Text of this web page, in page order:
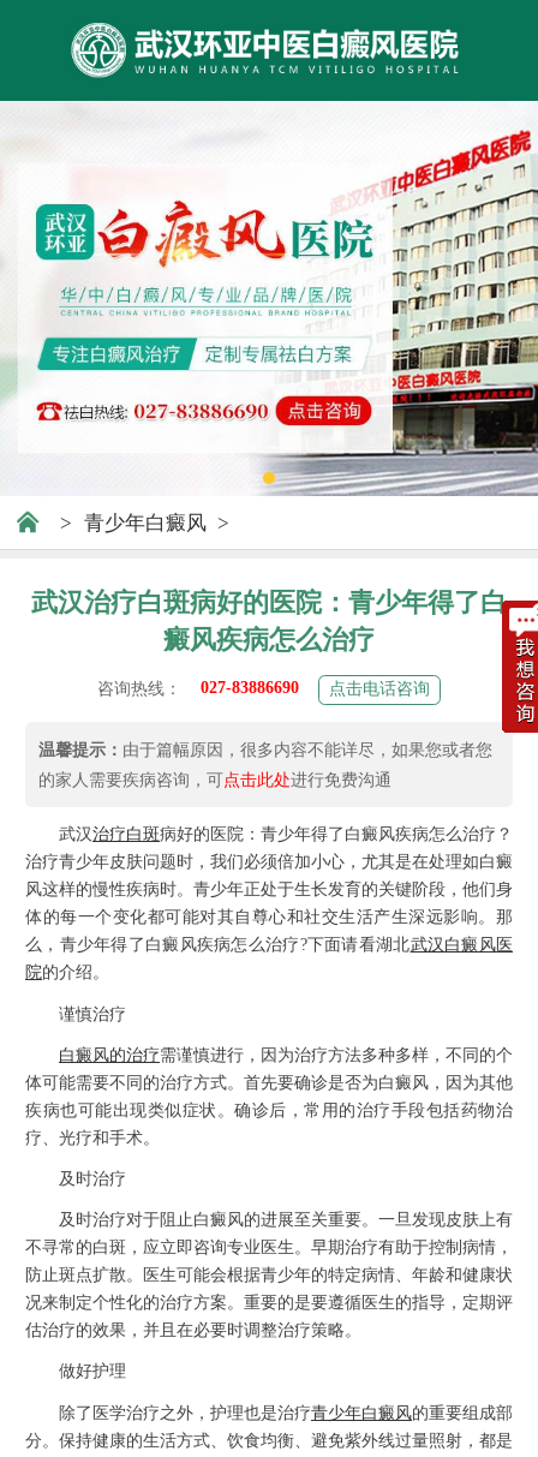
> 青少年白癜风 >
武汉治疗白斑病好的医院：青少年得了白
癜风疾病怎么治疗
咨询热线： 027-83886690 点击电话咨询
温馨提示： 由于篇幅原因，很多内容不能详尽，如果您或者您
的家人需要疾病咨询，可点击此处进行免费沟通
武汉治疗白斑病好的医院：青少年得了白癜风疾病怎么治疗？
治疗青少年皮肤问题时，我们必须倍加小心，尤其是在处理如白癜
风这样的慢性疾病时。青少年正处于生长发育的关键阶段，他们身
体的每一个变化都可能对其自尊心和社交生活产生深远影响。那
么，青少年得了白癜风疾病怎么治疗?下面请看湖北武汉白癜风医
院的介绍。
谨慎治疗
白癜风的治疗需谨慎进行，因为治疗方法多种多样，不同的个
体可能需要不同的治疗方式。首先要确诊是否为白癜风，因为其他
疾病也可能出现类似症状。确诊后，常用的治疗手段包括药物治
疗、光疗和手术。
及时治疗
及时治疗对于阻止白癜风的进展至关重要。一旦发现皮肤上有
不寻常的白斑，应立即咨询专业医生。早期治疗有助于控制病情，
防止斑点扩散。医生可能会根据青少年的特定病情、年龄和健康状
况来制定个性化的治疗方案。重要的是要遵循医生的指导，定期评
估治疗的效果，并且在必要时调整治疗策略。
做好护理
除了医学治疗之外，护理也是治疗青少年白癜风的重要组成部
分。保持健康的生活方式、饮食均衡、避免紫外线过量照射，都是